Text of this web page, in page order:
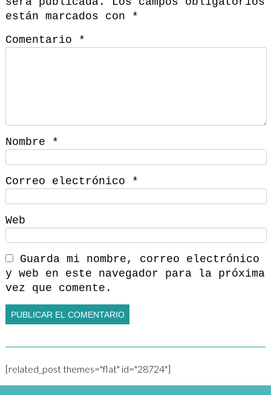
están marcados con
*
Comentario
*
Nombre *
Correo electrónico *
Web
Guarda mi nombre, correo electrónico
y web en este navegador para la próxima
vez que comente.
[related_post themes="flat" id="28724"]